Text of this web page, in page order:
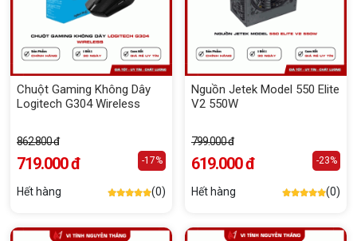
Chuột Gaming Không Dây
Logitech G304 Wireless
862.800 đ
719.000 đ -17%
Hết hàng (0)
Nguồn Jetek Model 550 Elite
V2 550W
799.000 đ
619.000 đ -23%
Hết hàng (0)